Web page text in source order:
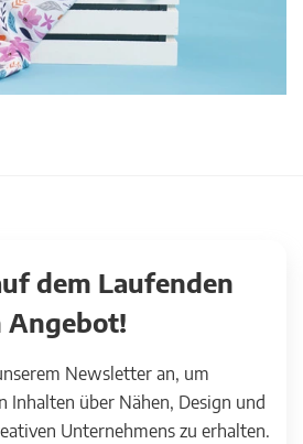
dem Laufenden
Angebot!
Newsletter an, um
Inhalten über Nähen, Design und
Unternehmens zu erhalten.